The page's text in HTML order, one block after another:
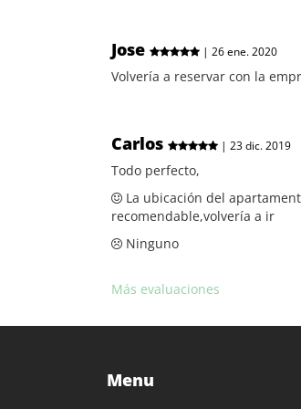
Jose | 26 ene. 2020
Volvería a reservar con la
Carlos | 23 dic. 2019
Todo perfecto,
La ubicación del
recomendable,volvería a ir
Ninguno
Más evaluaciones
Menu